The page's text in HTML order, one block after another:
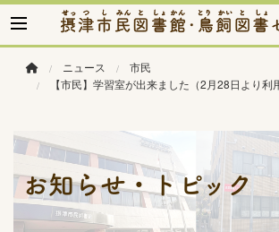
ニュース
市民
【市民】学習室が出来ました（2月28日より利
お知らせ・トピック